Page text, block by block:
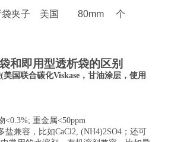
夹子 美国 80mm
个
和即用型透析袋的区别
(美国联合碳化Viskase ，甘油涂层，使用
<0.3%; 重金属<50ppm
盐兼容，比如CaCl2, (NH4)2SO4 ；还可